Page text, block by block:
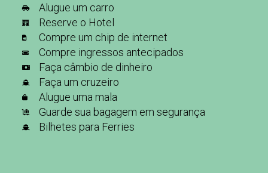
Alugue um carro
Reserve o Hotel
Compre um chip de internet
Compre ingressos antecipados
Faça câmbio de dinheiro
Faça um cruzeiro
Alugue uma mala
Guarde sua bagagem em segurança
Bilhetes para Ferries